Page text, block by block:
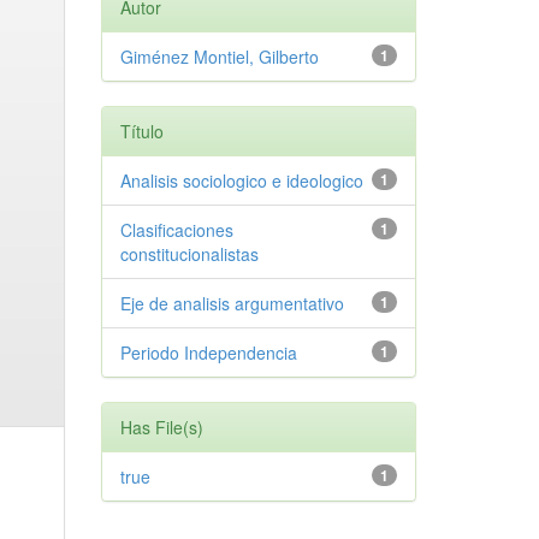
Autor
1
Giménez Montiel, Gilberto
Título
1
Analisis sociologico e ideologico
1
Clasificaciones
constitucionalistas
1
Eje de analisis argumentativo
1
Periodo Independencia
Has File(s)
1
true